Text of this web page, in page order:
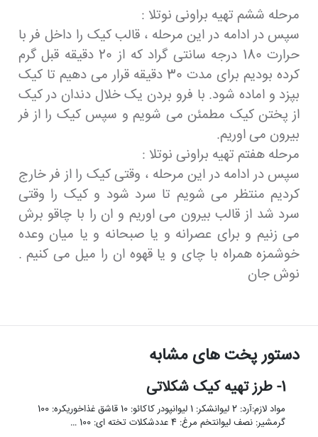
مرحله ششم تهیه براونی نوتلا :
سپس در ادامه در این مرحله ، قالب کیک را داخل فر با
حرارت 180 درجه سانتی گراد که از 20 دقیقه قبل گرم
کرده بودیم برای مدت 30 دقیقه قرار می دهیم تا کیک
بپزد و اماده شود. با فرو بردن یک خلال دندان در کیک
از پختن کیک مطمئن می شویم و سپس کیک را از فر
بیرون می اوریم.
مرحله هفتم تهیه براونی نوتلا :
سپس در ادامه در این مرحله ، وقتی کیک را از فر خارج
کردیم منتظر می شویم تا سرد شود و کیک را وقتی
سرد شد از قالب بیرون می اوریم و ان را با چاقو برش
می زنیم و برای عصرانه و یا صبحانه و یا میان وعده
خوشمزه همراه با چای و یا قهوه ان را میل می کنیم .
نوش جان
دستور پخت های مشابه
1- طرز تهیه کیک شکلاتی
مواد لازم:آرد: 2 لیوانشکر: 1 لیوانپودر کاکائو: 10 قاشق غذاخوریکره: 100
گرمشیر: نصف لیوانتخم مرغ: 4 عددشکلات تخته ای: 100 …